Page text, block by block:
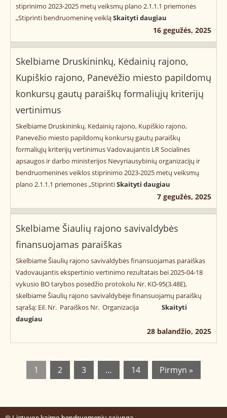
stiprinimo 2023-2025 metų veiksmų plano 2.1.1.1 priemonės
„Stiprinti bendruomeninę veikląSkaityti daugiau
16 gegužės, 2025
Skelbiame Druskininkų, Kėdainių rajono,
Kupiškio rajono, Panevėžio miesto papildomų
konkursų gautų paraiškų formaliųjų kriterijų
vertinimus
Skelbiame Druskininkų, Kėdainių rajono, Kupiškio rajono,
Panevėžio miesto papildomų konkursų gautų paraiškų
formaliųjų kriterijų vertinimus Vadovaujantis LR Socialinės
apsaugos ir darbo ministerijos Nevyriausybinių organizacijų ir
bendruomeninės veiklos stiprinimo 2023-2025 metų veiksmų
plano 2.1.1.1 priemonės „StiprintiSkaityti daugiau
7 gegužės, 2025
Skelbiame Šiaulių rajono savivaldybės
finansuojamas paraiškas
Skelbiame Šiaulių rajono savivaldybės finansuojamas paraiškas
Vadovaujantis ekspertinio vertinimo rezultatais bei 2025-04-18
vykusio BO tarybos posėdžio protokolu Nr. KO-95(3.48E),
skelbiame Šiaulių rajono savivaldybėje finansuojamų paraiškų
sąrašą: Eil. Nr. Paraiškos Nr. Organizacija Skaityti
daugiau
28 balandžio, 2025
1 2 3 … 14 Pirmyn »